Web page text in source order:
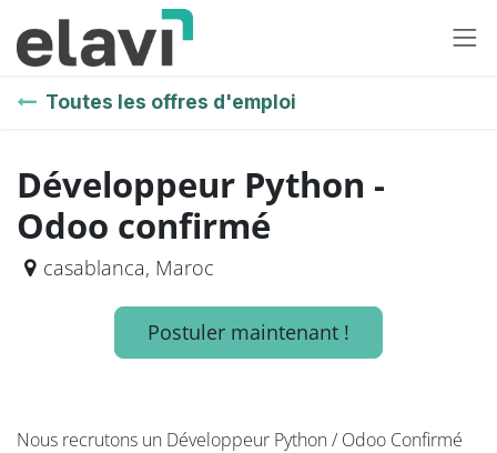
Toutes les offres d'emploi
Développeur Python -
Odoo confirmé
casablanca, Maroc
Postuler maintenant !
Nous recrutons un Développeur Python / Odoo Confirmé